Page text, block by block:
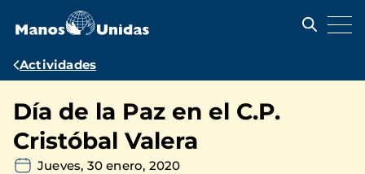
contenido
Ruta
navegación
Actividades
Día de la Paz en el C.P.
Cristóbal Valera
Jueves, 30 enero, 2020